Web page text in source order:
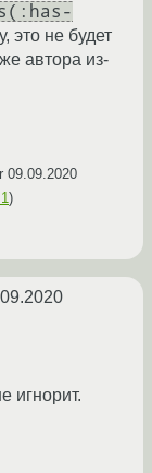
это не будет
автора из-
09.09.2020
)
игнорит.